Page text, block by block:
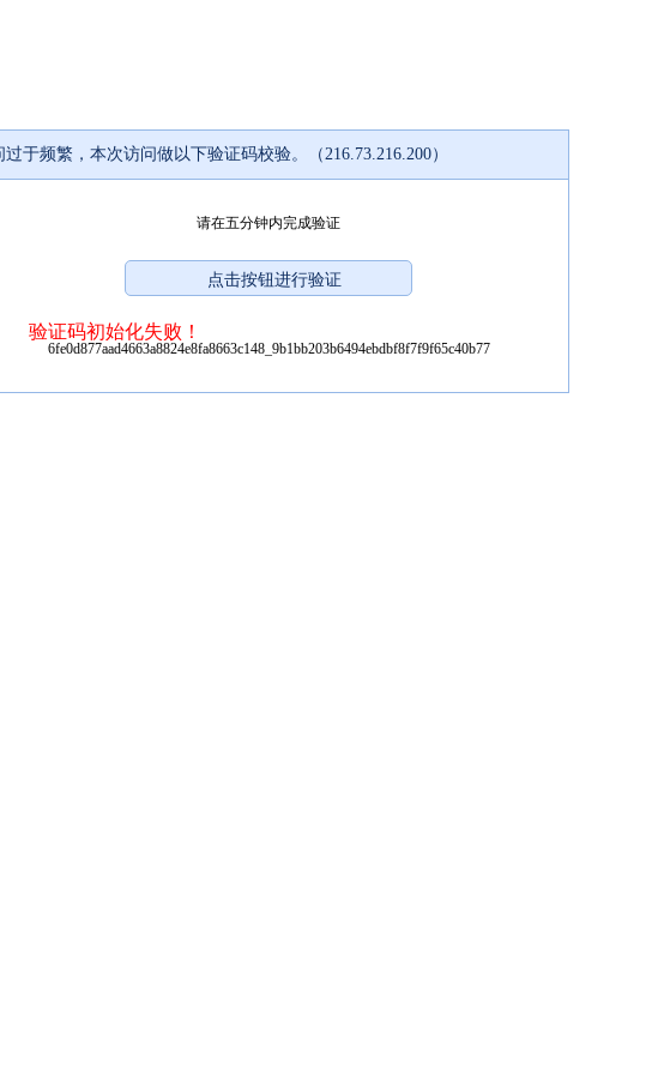
过于频繁，本次访问做以下验证码校验。（216.73.216.200）
请在五分钟内完成验证
验证码初始化失败！
6fe0d877aad4663a8824e8fa8663c148_9b1bb203b6494ebdbf8f7f9f65c40b77